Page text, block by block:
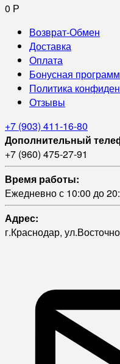
0 Р
Возврат-Обмен
Доставка
Оплата
Бонусная
Политика
Отзывы
+7 (903) 411-16-80
Дополнительный
+7 (960) 475-27-91
Время работы:
Ежедневно с 10:00 до
Адрес:
г.Краснодар,